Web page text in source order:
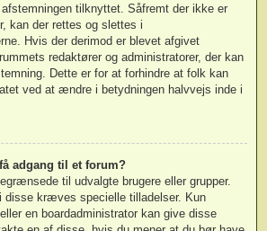
tilknyttet. Såfremt der ikke er
kan der rettes og slettes i
Hvis der derimod er blevet afgivet
redaktører og administratorer, der kan
Dette er for at forhindre at folk kan
ved at ændre i betydningen halvvejs inde i
adgang til et forum?
til udvalgte brugere eller grupper.
kræves specielle tilladelser. Kun
en boardadministrator kan give disse